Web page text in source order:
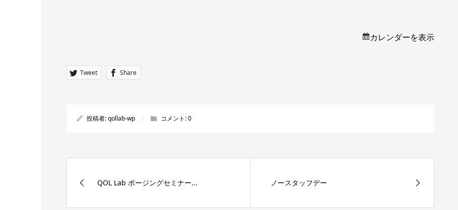
カレンダーを表示
Tweet Share
投稿者:qollab-wp コメント:0
QOL Lab ポージングセミナー... ノースタッフデー